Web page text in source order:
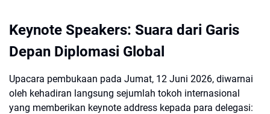
Keynote Speakers: Suara dari Garis
Depan Diplomasi Global
Upacara pembukaan pada Jumat, 12 Juni 2026, diwarnai
oleh kehadiran langsung sejumlah tokoh internasional
yang memberikan keynote address kepada para delegasi: